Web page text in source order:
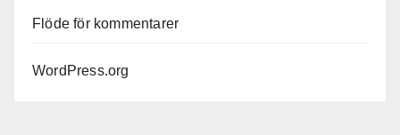
Flöde för kommentarer
WordPress.org